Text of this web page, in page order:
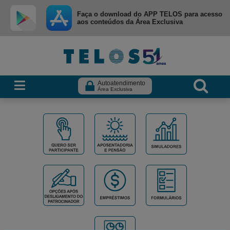
Ir para menu principal
Ir para conteúdo
Faça o download do APP TELOS para acesso
aos conteúdos da Área Exclusiva
Autoatendimento
Área Exclusiva